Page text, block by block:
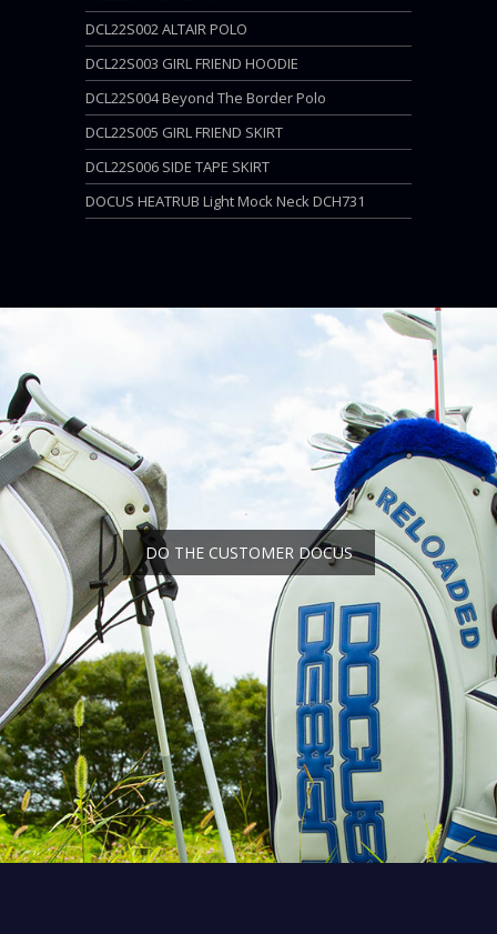
DCL22S002 ALTAIR POLO
DCL22S003 GIRL FRIEND HOODIE
DCL22S004 Beyond The Border Polo
DCL22S005 GIRL FRIEND SKIRT
DCL22S006 SIDE TAPE SKIRT
DOCUS HEATRUB Light Mock Neck DCH731
DO THE CUSTOMER DOCUS